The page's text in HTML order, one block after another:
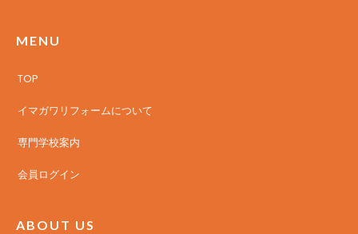
MENU
TOP
イマガワリフォームについて
専門学校案内
会員ログイン
ABOUT US